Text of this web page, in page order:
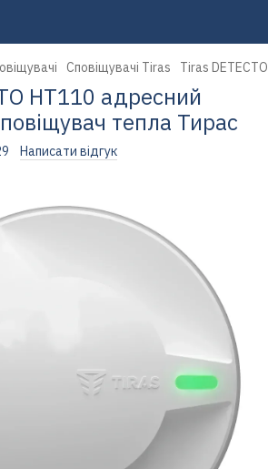
Сповіщувачі Tiras Tiras
HT110 адресний
тепла Тирас
Написати відгук